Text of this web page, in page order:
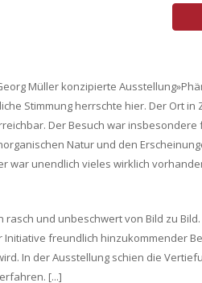
Müller konzipierte
Stimmung herrschte hier. Der Ort in
Der Besuch war
Natur und den
unendlich vieles wirklich
und unbeschwert von Bild zu
freundlich hinzukommender
In der Ausstellung schien die
[...]